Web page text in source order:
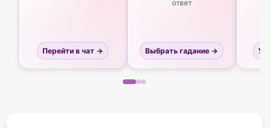
Перейти в чат →
ответ
Выбрать гадание →